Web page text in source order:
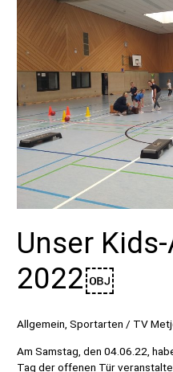
Unser
2022￼
Allgemein,Sportarten / TV
Am Samstag, den 04.06.22,
Tag der offenen Tür